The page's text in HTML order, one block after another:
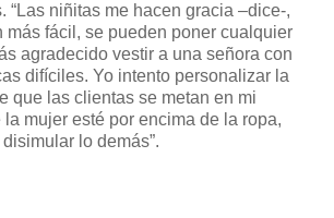
“Las niñitas me hacen gracia –dice-,
más fácil, se pueden poner cualquier
agradecido vestir a una señora con
difíciles. Yo intento personalizar la
que las clientas se metan en mi
mujer esté por encima de la ropa,
lo demás”.